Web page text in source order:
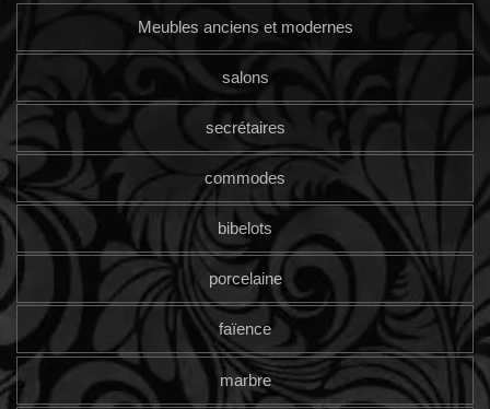
Meubles anciens et modernes
salons
secrétaires
commodes
bibelots
porcelaine
faïence
marbre